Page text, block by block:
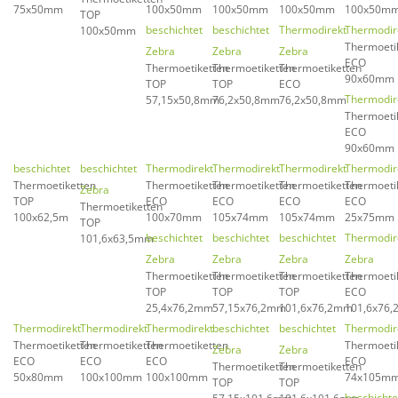
75x50mm
TOP
100x50mm
100x50mm
100x50mm
100x50mm
beschichtet
Zebra
Thermoetiketten
TOP
57,15x50,8mm
beschichtet
Zebra
Thermoetiketten
TOP
76,2x50,8mm
Thermodirekt
Zebra
Thermoetiketten
ECO
76,2x50,8mm
ECO
90x60mm
ECO
90x60mm
beschichtet
Thermoetiketten
TOP
100x62,5m
beschichtet
Zebra
Thermoetiketten
TOP
101,6x63,5mm
Thermodirekt
Thermoetiketten
ECO
100x70mm
Thermodirekt
Thermoetiketten
ECO
105x74mm
Thermodirekt
Thermoetiketten
ECO
105x74mm
ECO
25x75mm
beschichtet
Zebra
Thermoetiketten
TOP
25,4x76,2mm
beschichtet
Zebra
Thermoetiketten
TOP
57,15x76,2mm
beschichtet
Zebra
Thermoetiketten
TOP
101,6x76,2mm
Zebra
ECO
Thermodirekt
Thermoetiketten
ECO
50x80mm
Thermodirekt
Thermoetiketten
ECO
100x100mm
Thermodirekt
Thermoetiketten
ECO
100x100mm
beschichtet
Zebra
Thermoetiketten
TOP
beschichtet
Zebra
Thermoetiketten
TOP
ECO